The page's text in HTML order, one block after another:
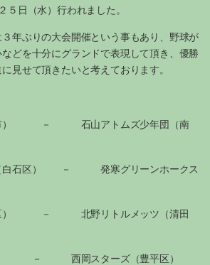
５日（水）行われました。
年ぶりの大会開催という事もあり、野球が
どを十分にグランドで表現して頂き、優勝
見せて頂きたいと考えております。
市） － 石山アトムズ少年団（南
（白石区） － 発寒グリーンホークス
区） － 北野リトルメッツ（清田
） － 西岡スターズ（豊平区）